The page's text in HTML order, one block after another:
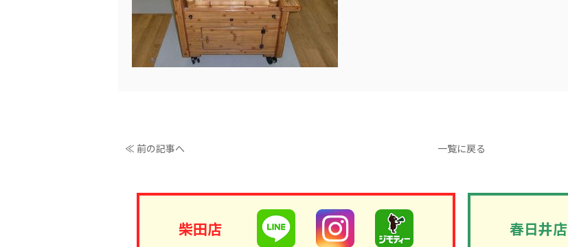
≪ 前の記事へ 一覧に戻る
柴田店 春日井店